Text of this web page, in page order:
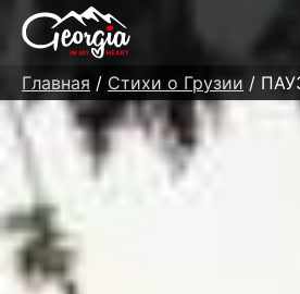
Главная / Стихи о Грузии /